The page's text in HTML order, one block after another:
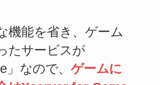
機能を省き、ゲーム
たサービスが
」なので、 ゲームに